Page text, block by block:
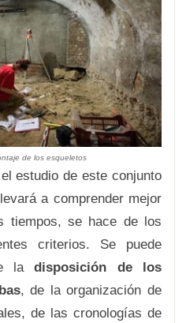
de los esqueletos
estudio de este conjunto
a comprender mejor
tiempos, se hace de los
criterios. Se puede
ladisposición de los
, de la organización de
de las cronologías de